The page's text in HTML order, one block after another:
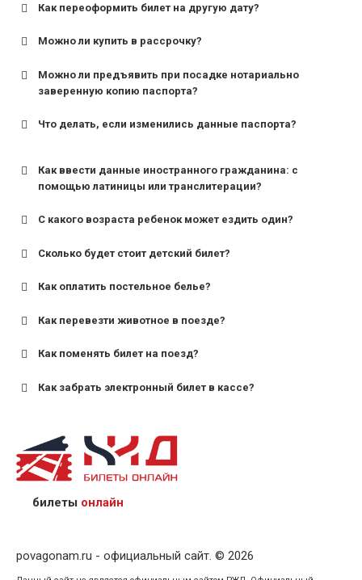
Как переоформить билет на другую дату?
Можно ли купить в рассрочку?
Можно ли предъявить при посадке нотариально
заверенную копию паспорта?
Что делать, если изменились данные паспорта?
Как ввести данные иностранного гражданина: с
помощью латиницы или транслитерации?
С какого возраста ребенок может ездить один?
для поездов дальнего следования — от 10 лет и
для пригородных поездов — от 7 лет.
Сколько будет стоит детский билет?
Как оплатить постельное белье?
Как перевезти животное в поезде?
Как поменять билет на поезд?
Как забрать электронный билет в кассе?
назвав кассиру 14-значный номер заказа;
предъявив удостоверение личности пассажира, на
кого оформлен билет.
билеты онлайн
povagonam.ru - официальный сайт. © 2026